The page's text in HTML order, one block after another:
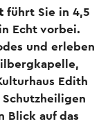
führt Sie in 4,5
Echt vorbei.
und erleben
Edith
Blick auf das